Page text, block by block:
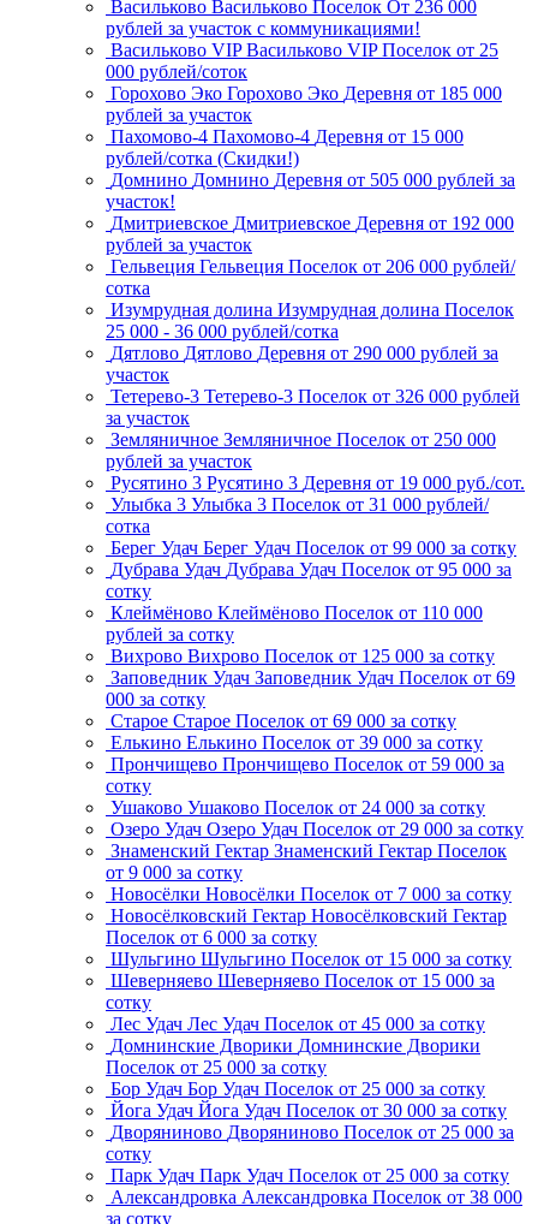
Васильково Васильково Поселок От 236 000
рублей за участок с коммуникациями!
Васильково VIP Васильково VIP Поселок от 25
000 рублей/соток
Горохово Эко Горохово Эко Деревня от 185 000
рублей за участок
Пахомово-4 Пахомово-4 Деревня от 15 000
рублей/сотка (Скидки!)
Домнино Домнино Деревня от 505 000 рублей за
участок!
Дмитриевское Дмитриевское Деревня от 192 000
рублей за участок
Гельвеция Гельвеция Поселок от 206 000 рублей/
сотка
Изумрудная долина Изумрудная долина Поселок
25 000 - 36 000 рублей/сотка
Дятлово Дятлово Деревня от 290 000 рублей за
участок
Тетерево-3 Тетерево-3 Поселок от 326 000 рублей
за участок
Земляничное Земляничное Поселок от 250 000
рублей за участок
Русятино 3 Русятино 3 Деревня от 19 000 руб./сот.
Улыбка 3 Улыбка 3 Поселок от 31 000 рублей/
сотка
Берег Удач Берег Удач Поселок от 99 000 за сотку
Дубрава Удач Дубрава Удач Поселок от 95 000 за
сотку
Клеймёново Клеймёново Поселок от 110 000
рублей за сотку
Вихрово Вихрово Поселок от 125 000 за сотку
Заповедник Удач Заповедник Удач Поселок от 69
000 за сотку
Старое Старое Поселок от 69 000 за сотку
Елькино Елькино Поселок от 39 000 за сотку
Прончищево Прончищево Поселок от 59 000 за
сотку
Ушаково Ушаково Поселок от 24 000 за сотку
Озеро Удач Озеро Удач Поселок от 29 000 за сотку
Знаменский Гектар Знаменский Гектар Поселок
от 9 000 за сотку
Новосёлки Новосёлки Поселок от 7 000 за сотку
Новосёлковский Гектар Новосёлковский Гектар
Поселок от 6 000 за сотку
Шульгино Шульгино Поселок от 15 000 за сотку
Шеверняево Шеверняево Поселок от 15 000 за
сотку
Лес Удач Лес Удач Поселок от 45 000 за сотку
Домнинские Дворики Домнинские Дворики
Поселок от 25 000 за сотку
Бор Удач Бор Удач Поселок от 25 000 за сотку
Йога Удач Йога Удач Поселок от 30 000 за сотку
Дворяниново Дворяниново Поселок от 25 000 за
сотку
Парк Удач Парк Удач Поселок от 25 000 за сотку
Александровка Александровка Поселок от 38 000
за сотку